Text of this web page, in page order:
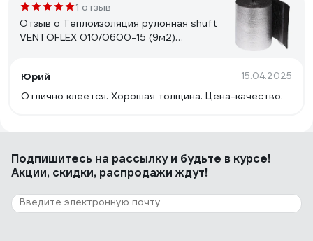
1 отзыв
Отзыв о Теплоизоляция рулонная shuft
VENTOFLEX 010/0600-15 (9м2)
Юрий
15.04.2025
Отлично клеется. Хорошая толщина. Цена-качество.
Подпишитесь на рассылкуи будьте в курсе!
Акции, скидки, распродажи ждут!